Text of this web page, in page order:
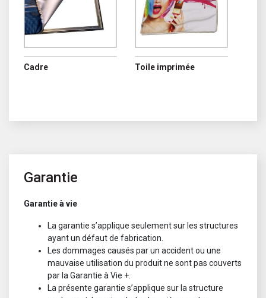
Cadre Toile imprimée
Garantie
Garantie à vie
La garantie s’applique seulement sur les structures
ayant un défaut de fabrication.
Les dommages causés par un accident ou une
mauvaise utilisation du produit ne sont pas couverts
par la Garantie à Vie +.
La présente garantie s’applique sur la structure